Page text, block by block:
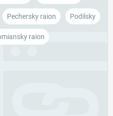
Pechersky raion Podilsky
raion